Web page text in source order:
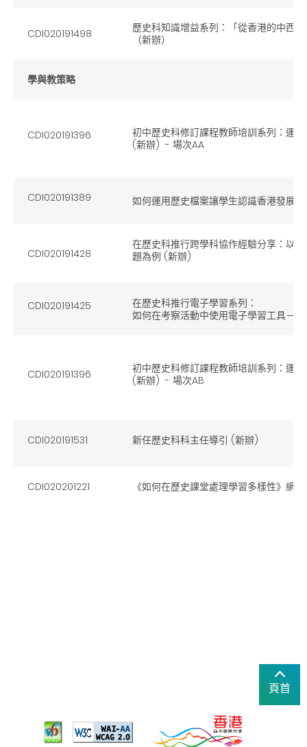
CDI020191498
歷史科知識增益系列：「從香港的中西
（新辦）
學與教策略
CDI020191396
初中歷史科修訂課程教師培訓系列：運
(新辦) - 場次AA
CDI020191389 如何運用歷史檔案讓學生認識香港發展 (
CDI020191428
在歷史科推行跨學科協作經驗分享：以
題為例 (新辦)
CDI020191425
在歷史科推行電子學習系列：
如何在考察活動中使用電子學習工具－
CDI020191396
初中歷史科修訂課程教師培訓系列：運
(新辦) - 場次AB
CDI020191531 新任歷史科科主任導引 (新辦)
CDI020201221 《如何在歷史課堂處理學習多樣性》網
頁首